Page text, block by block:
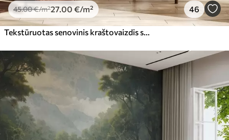
45.00€/m²27 .00 €/m² 46